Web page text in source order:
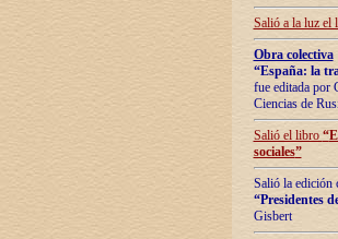
Salió a la luz el
Obra colectiva
“España: la
fue editada por
Ciencias de
Salió el libro “
sociales”
Salió la edición
“Presidentes
Gisbert